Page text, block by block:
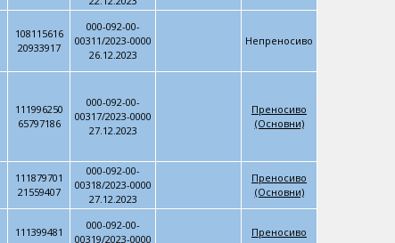
108115616
20933917
000-092-00-
00311/2023-0000
26.12.2023
Непреносиво
111996250
65797186
000-092-00-
00317/2023-0000
27.12.2023
Преносиво
(Основни)
111879701
21559407
000-092-00-
00318/2023-0000
27.12.2023
Преносиво
(Основни)
111399481
000-092-00-
00319/2023-0000
Преносиво